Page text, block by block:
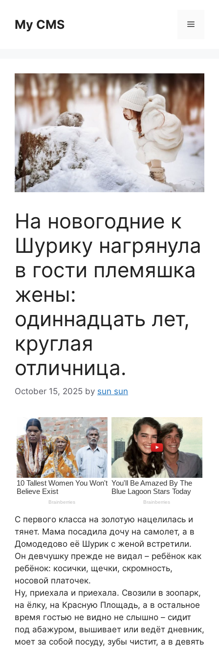
contentMy CMS Menu
На новогодние к
Шурику нагрянула
в гости племяшка
жены:
одиннадцать лет,
круглая
отличница.
October 15, 2025 by sun sun
С первого класса на золотую нацелилась и
тянет. Мама посадила дочу на самолет, а в
Домодедово её Шурик с женой встретили.
Он девчушку прежде не видал – ребёнок как
ребёнок: косички, щечки, скромность,
носовой платочек.
Ну, приехала и приехала. Свозили в зоопарк,
на ёлку, на Красную Площадь, а в остальное
время гостью не видно не слышно – сидит
под абажуром, вышивает или ведёт дневник,
моет за собой посуду, зубы чистит, а в девять